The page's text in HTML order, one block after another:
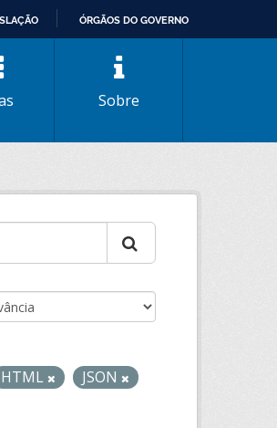
ÓRGÃOS DO GOVERNO
Sobre
HTML
JSON